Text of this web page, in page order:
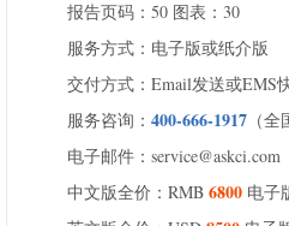
报告页码：50 图表：30
服务方式：电子版或纸介版
交付方式：Email发送或EMS
服务咨询： 400-666-1917 （
电子邮件：service@askci.com
中文版全价：RMB 6800 电子